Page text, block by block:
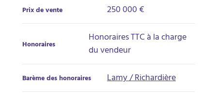
Prix de vente 250 000 €
Honoraires Honoraires TTC à la charge
du vendeur
Barème des honoraires Lamy / Richardière